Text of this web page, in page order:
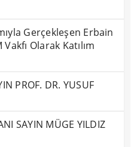
Gerçekleşen Erbain
Olarak Katılım
PROF. DR. YUSUF
SAYIN MÜGE YILDIZ